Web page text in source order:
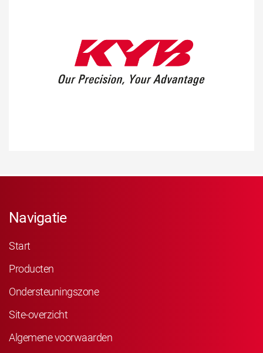
Navigatie
Start
Producten
Ondersteuningszone
Site-overzicht
Algemene voorwaarden